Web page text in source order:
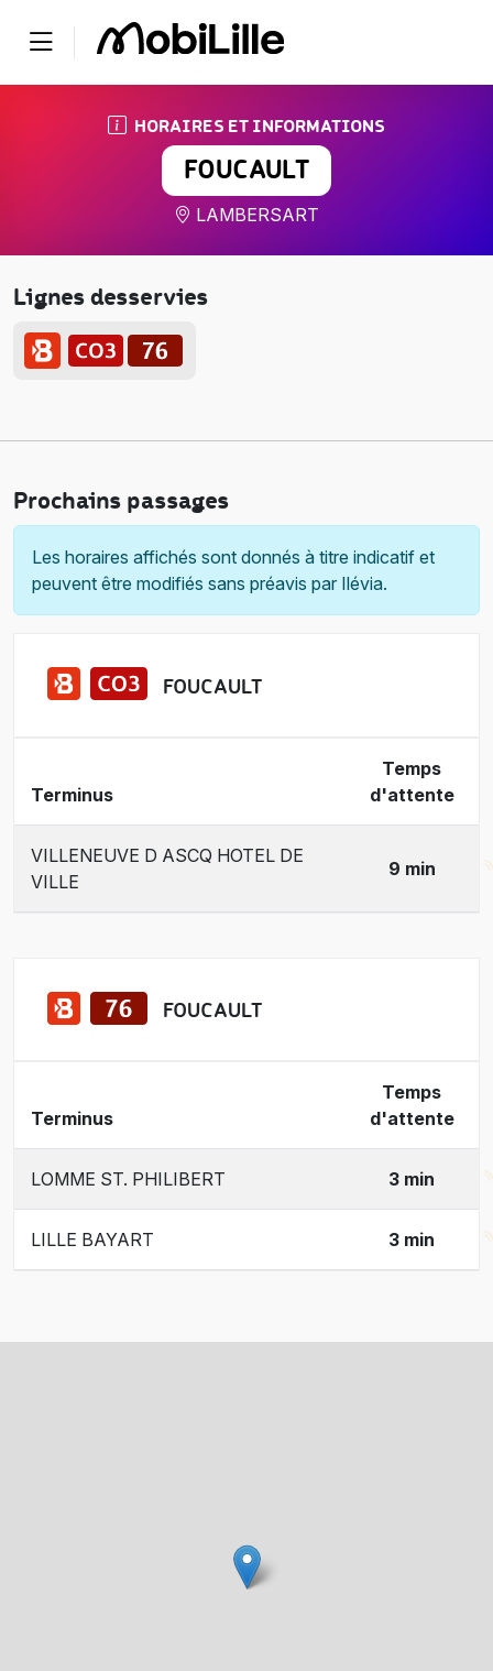
HORAIRES ET INFORMATIONS
FOUCAULT
LAMBERSART
Lignes desservies
Prochains passages
Les horaires affichés sont donnés à titre indicatif et
peuvent être modifiés sans préavis par Ilévia.
FOUCAULT
Terminus
Temps
d'attente
VILLENEUVE D ASCQ HOTEL DE
VILLE
9 min
FOUCAULT
Terminus
Temps
d'attente
LOMME ST. PHILIBERT 3 min
LILLE BAYART 3 min